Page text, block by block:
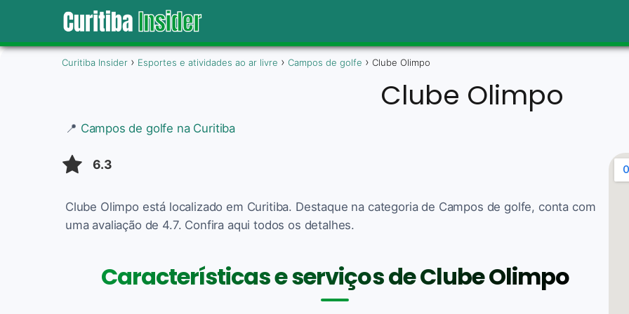
Curitiba Insider Esportes e atividades ao ar livre Campos de golfe Clube Olimpo
Clube Olimpo
📍 Campos de golfe na Curitiba
6.3
Clube Olimpo está localizado em Curitiba. Destaque na categoria de Campos de golfe, conta com
uma avaliação de 4.7. Confira aqui todos os detalhes.
Características e serviços de Clube Olimpo